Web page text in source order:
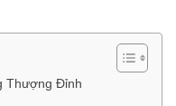
Thượng Đỉnh